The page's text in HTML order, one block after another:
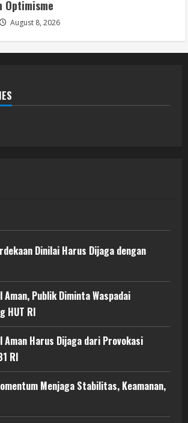
Optimisme
August 8, 2026
Dinilai Harus Dijaga dengan
Publik Diminta Waspadai
HUT RI
Aman Harus Dijaga dari Provokasi
RI
Menjaga Stabilitas, Keamanan,